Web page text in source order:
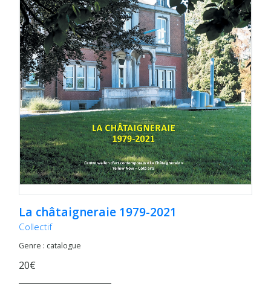
La châtaigneraie 1979-2021
Collectif
Genre : catalogue
20€